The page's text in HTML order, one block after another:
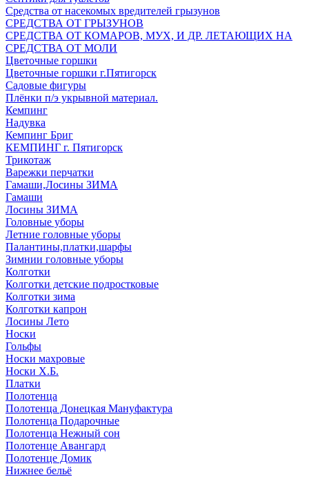
Средства от насекомых вредителей грызунов
СPEДСТВА ОТ ГРЫЗУНОВ
СРЕДСТВА ОТ КОМАРОВ, МУХ, И ДР. ЛЕТАЮЩИХ НА
СРЕДСТВА ОТ МОЛИ
Цветочные горшки
Цветочные горшки г.Пятигорск
Садовые фигуры
Плёнки п/э укрывной материал.
Кемпинг
Надувка
Кемпинг Бриг
КЕМПИНГ г. Пятигорск
Трикотаж
Варежки перчатки
Гамаши,Лосины ЗИМА
Гамаши
Лосины ЗИМА
Головные уборы
Летние головные уборы
Палантины,платки,шарфы
Зимнии головные уборы
Колготки
Колготки детские подростковые
Колготки зима
Колготки капрон
Лосины Лето
Носки
Гольфы
Носки махровые
Носки Х.Б.
Платки
Полотенца
Полотенца Донецкая Мануфактура
Полотенца Подарочные
Полотенца Нежный сон
Полотенце Авангард
Полотенце Домик
Нижнее бельё